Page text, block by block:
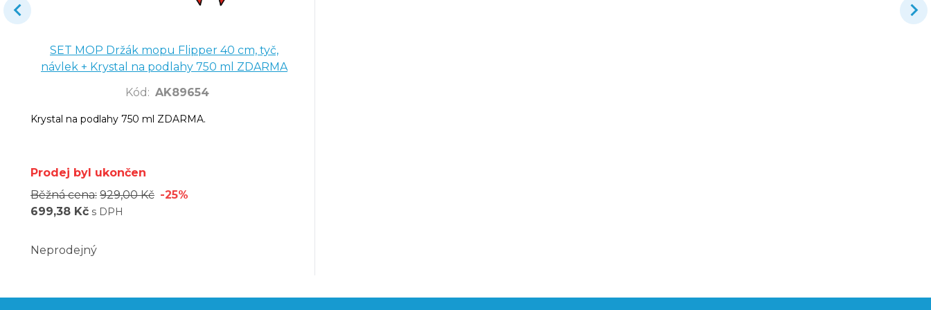
SET MOP Držák mopu Flipper 40 cm, tyč,
návlek + Krystal na podlahy 750 ml ZDARMA
Kód : AK89654
Krystal na podlahy 750 ml ZDARMA.
Prodej byl ukončen
Běžná cena: 929,00 Kč -25%
699,38 Kč s DPH
Neprodejný